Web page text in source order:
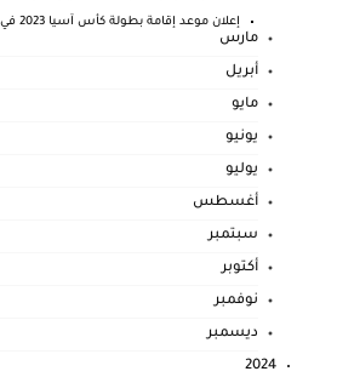
إعلان موعد إقامة بطولة كأس آسيا 2023 في قطر
مارس
أبريل
مايو
يونيو
يوليو
أغسطس
سبتمبر
أكتوبر
نوفمبر
ديسمبر
2024